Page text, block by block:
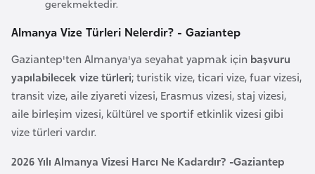
gerekmektedir.
Almanya Vize Türleri Nelerdir? - Gaziantep
Gaziantep'ten Almanya'ya seyahat yapmak için başvuru
yapılabilecek vize türleri; turistik vize, ticari vize, fuar vizesi,
transit vize, aile ziyareti vizesi, Erasmus vizesi, staj vizesi,
aile birleşim vizesi, kültürel ve sportif etkinlik vizesi gibi
vize türleri vardır.
2026 Yılı Almanya Vizesi Harcı Ne Kadardır? -Gaziantep
B
o
s
n
a
H